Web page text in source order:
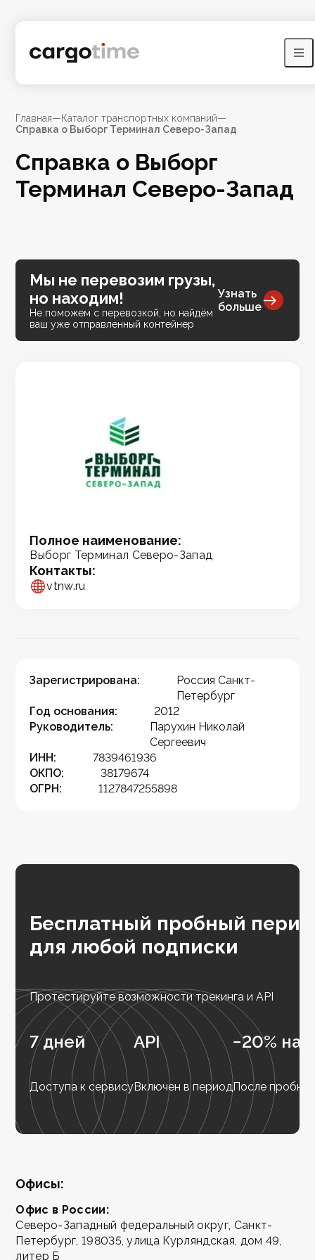
Главная—Каталог транспортных компаний—
Справка о Выборг Терминал Северо-Запад
Справка о Выборг
Терминал Северо-Запад
Полное наименование:
Выборг Терминал Северо-Запад
Контакты:
vtnw.ru
Мы не перевозим грузы,
но находим!
Не поможем с перевозкой, но найдём
ваш уже отправленный контейнер
Узнать
больше
Зарегистрирована:
Россия Санкт-
Петербург
Год основания:
2012
Руководитель:
Парухин Николай
Сергеевич
ИНН:
7839461936
ОКПО:
38179674
ОГРН:
1127847255898
Бесплатный пробный
для любой подписки
Протестируйте возможности трекинга и API
7 дней
Доступа к сервису
API
Включен в период
−20% на
После
Офисы:
Офис в России:
Северо-Западный федеральный округ, Санкт-
Петербург, 198035, улица Курляндская, дом 49,
литер Б